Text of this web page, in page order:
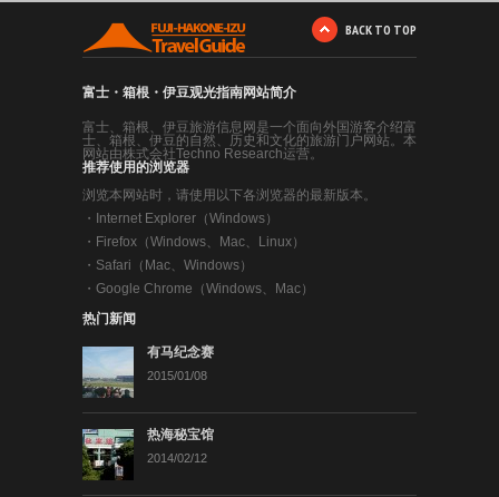
BACK TO TOP
富士・箱根・伊豆观光指南网站简介
富士、箱根、伊豆旅游信息网是一个面向外国游客介绍富
士、箱根、伊豆的自然、历史和文化的旅游门户网站。本
网站由株式会社Techno Research运营。
推荐使用的浏览器
浏览本网站时，请使用以下各浏览器的最新版本。
・
Internet Explorer（Windows）
・ Firefox（Windows、Mac、Linux）
・ Safari（Mac、Windows）
・ Google Chrome（Windows、Mac）
热门新闻
有马纪念赛
2015/01/08
热海秘宝馆
2014/02/12